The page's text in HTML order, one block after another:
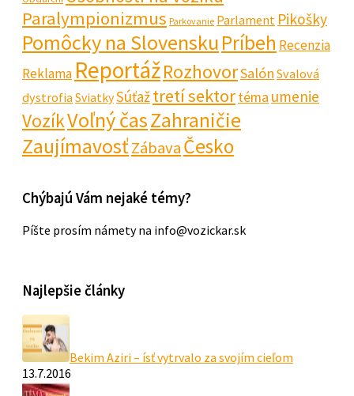
Paralympionizmus Parkovanie Parlament Pikošky
Pomôcky na SlovenskuPríbeh Recenzia
Reklama ReportážRozhovorSalón Svalová
dystrofiaSviatkySúťažtretí sektortéma umenie
VozíkVoľný časZahraničie
ZaujímavosťZábavaČesko
Chýbajú Vám nejaké témy?
Píšte prosím námety na info@vozickar.sk
Najlepšie články
Bekim Aziri – ísť vytrvalo za svojím cieľom
13.7.2016